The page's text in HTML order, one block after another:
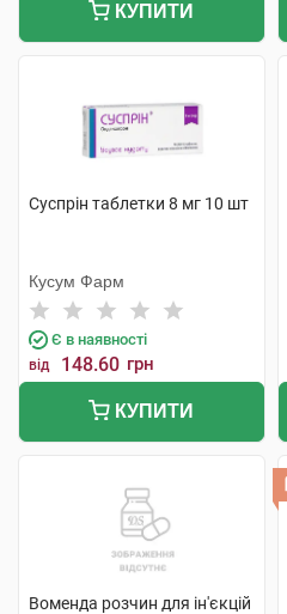
КУПИТИ
Суспрін таблетки 8 мг 10 шт
Кусум Фарм
Є в наявності
від 148.60 грн
КУПИТИ
Воменда розчин для ін'єкцій